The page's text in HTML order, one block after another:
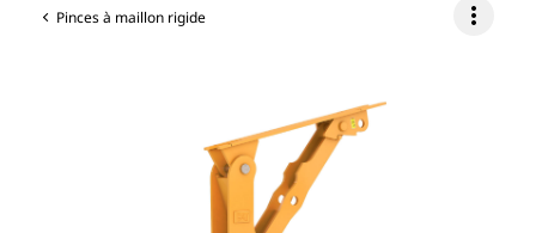
Pinces à maillon rigide more_vert